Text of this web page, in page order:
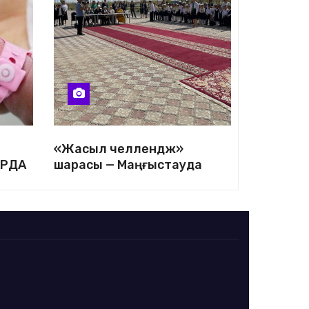
«Жасыл челлендж»
шарасы — Маңғыстауда